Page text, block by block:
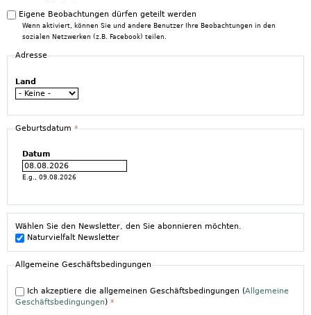
Eigene Beobachtungen dürfen geteilt werden
Wenn aktiviert, können Sie und andere Benutzer Ihre Beobachtungen in den
sozialen Netzwerken (z.B. Facebook) teilen.
Adresse
Land
Geburtsdatum *
Datum
E.g., 09.08.2026
Wählen Sie den Newsletter, den Sie abonnieren möchten.
Naturvielfalt Newsletter
Allgemeine Geschäftsbedingungen
Ich akzeptiere die allgemeinen Geschäftsbedingungen (Allgemeine
Geschäftsbedingungen) *